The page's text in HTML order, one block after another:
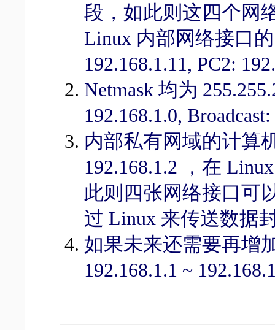
段，如此则这四个网
Linux 内部网络接口
192.168.1.11, PC2:
Netmask 均为
192.168.1.0,
内部私有网域的计算
192.168.1.2 ，在
此则四张网络接口可
过 Linux 来传送数据
如果未来还需要再增
192.168.1.1 ~